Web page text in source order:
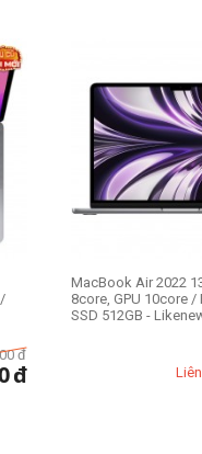
đ
đ
MacBook Air 2022
8core, GPU 10core /
SSD 512GB -